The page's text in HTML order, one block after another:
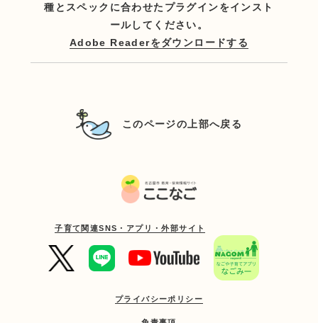
種とスペックに合わせたプラグインをインスト
ールしてください。
Adobe Readerをダウンロードする
このページの上部へ戻る
子育て関連SNS・アプリ・外部サイト
プライバシーポリシー